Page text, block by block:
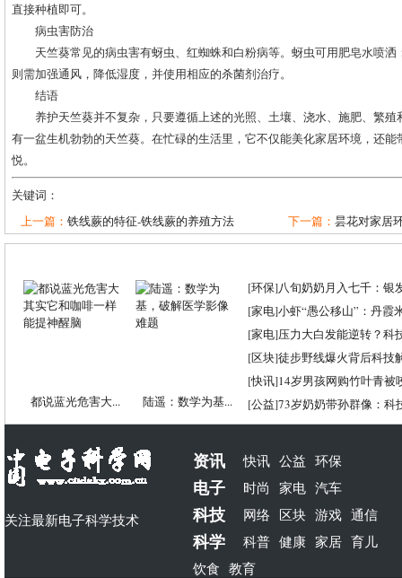
直接种植即可。
病虫害防治
天竺葵常见的病虫害有蚜虫、红蜘蛛和白粉病等。蚜虫可用肥皂水喷
则需加强通风，降低湿度，并使用相应的杀菌剂治疗。
结语
养护天竺葵并不复杂，只要遵循上述的光照、土壤、浇水、施肥、繁
有一盆生机勃勃的天竺葵。在忙碌的生活里，它不仅能美化家居环境，还
悦。
关键词：
上一篇： 铁线蕨的特征-铁线蕨的养殖方法 下一篇： 昙花对家居
都说蓝光危害大... 陆遥：数学为基...
[环保]八旬奶奶月入七千：银
[家电]小虾“愚公移山”：丹霞
[家电]压力大白发能逆转？科
[区块]徒步野线爆火背后科技
[快讯]14岁男孩网购竹叶青被
[公益]73岁奶奶带孙群像：科
关注最新电子科学技术
资讯 快讯 公益 环保
电子 时尚 家电 汽车
科技 网络 区块 游戏 通信
科学 科普 健康 家居 育儿
饮食 教育